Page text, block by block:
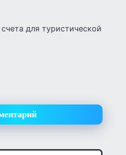
для туристической